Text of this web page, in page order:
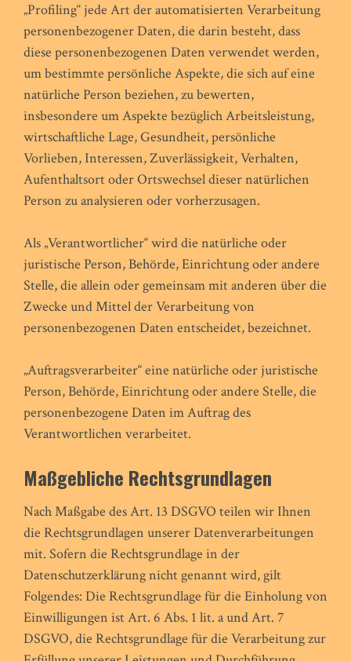
„Profiling“ jede Art der automatisierten Verarbeitung
personenbezogener Daten, die darin besteht, dass
diese personenbezogenen Daten verwendet werden,
um bestimmte persönliche Aspekte, die sich auf eine
natürliche Person beziehen, zu bewerten,
insbesondere um Aspekte bezüglich Arbeitsleistung,
wirtschaftliche Lage, Gesundheit, persönliche
Vorlieben, Interessen, Zuverlässigkeit, Verhalten,
Aufenthaltsort oder Ortswechsel dieser natürlichen
Person zu analysieren oder vorherzusagen.
Als „Verantwortlicher“ wird die natürliche oder
juristische Person, Behörde, Einrichtung oder andere
Stelle, die allein oder gemeinsam mit anderen über die
Zwecke und Mittel der Verarbeitung von
personenbezogenen Daten entscheidet, bezeichnet.
„Auftragsverarbeiter“ eine natürliche oder juristische
Person, Behörde, Einrichtung oder andere Stelle, die
personenbezogene Daten im Auftrag des
Verantwortlichen verarbeitet.
Maßgebliche Rechtsgrundlagen
Nach Maßgabe des Art. 13 DSGVO teilen wir Ihnen
die Rechtsgrundlagen unserer Datenverarbeitungen
mit. Sofern die Rechtsgrundlage in der
Datenschutzerklärung nicht genannt wird, gilt
Folgendes: Die Rechtsgrundlage für die Einholung von
Einwilligungen ist Art. 6 Abs. 1 lit. a und Art. 7
DSGVO, die Rechtsgrundlage für die Verarbeitung zur